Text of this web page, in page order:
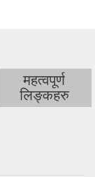
महत्वपूर्ण
लिङ्कहरु